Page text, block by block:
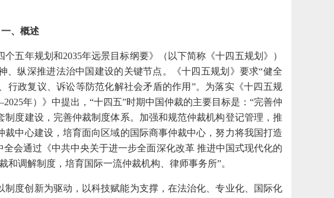
一、概述
五年规划和2035年远景目标纲要》（以下简称《十四五规划》）
、纵深推进法治中国建设的关键节点。《十四五规划》要求“健全
行政复议、诉讼等防范化解社会矛盾的作用”。为落实《十四五规
年）》中提出，“十四五”时期中国仲裁的主要目标是：“完善仲
度建设，完善仲裁制度体系。加强和规范仲裁机构登记管理，推
中心建设，培育面向区域的国际商事仲裁中心，努力将我国打造
会通过《中共中央关于进一步全面深化改革 推进中国式现代化的
调解制度，培育国际一流仲裁机构、律师事务所”。
制度创新为驱动，以科技赋能为支撑，在法治化、专业化、国际化